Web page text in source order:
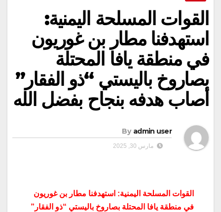
القوات المسلحة اليمنية:
استهدفنا مطار بن غوريون
في منطقة يافا المحتلة
بصاروخ باليستي “ذو الفقار”
أصاب هدفه بنجاح بفضل الله
By admin user
مارس 30, 2025
القوات المسلحة اليمنية: استهدفنا مطار بن غوريون
في منطقة يافا المحتلة بصاروخ باليستي “ذو الفقار”